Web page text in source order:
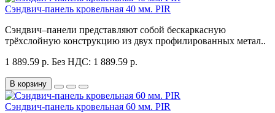
Сэндвич-панель кровельная 40 мм. PIR
Сэндвич–панели представляют собой бескаркасную
трёхслойную конструкцию из двух профилированных метал..
1 889.59 р. Без НДС: 1 889.59 р.
В корзину
Сэндвич-панель кровельная 60 мм. PIR